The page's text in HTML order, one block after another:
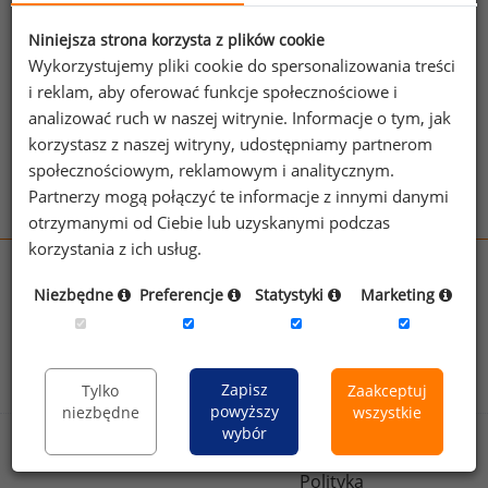
jego pomocą sprawdzić raporty dla
pozostałych.
Wykorzystaj kod
Aby otrzymać darmowy kod dostępu weź udział
wOgólnopolskim Badaniu Wynagrodzeń.
sedlak.pl
kfw.sedlak.pl
rynekpracy.pl
raportyplacowe.pl
Sklep
Kontakt
Polityka
Niniejsza strona korzysta z plików cookie
Wykorzystujemy pliki cookie do spersonalizowania treści
i reklam, aby oferować funkcje społecznościowe i
analizować ruch w naszej witrynie. Informacje o tym, jak
korzystasz z naszej witryny, udostępniamy partnerom
społecznościowym, reklamowym i analitycznym.
Partnerzy mogą połączyć te informacje z innymi danymi
otrzymanymi od Ciebie lub uzyskanymi podczas
korzystania z ich usług.
Niezbędne Preferencje Statystyki Marketing
Tylko
niezbędne
Zapisz
powyższy
wybór
Zaakceptuj
wszystkie